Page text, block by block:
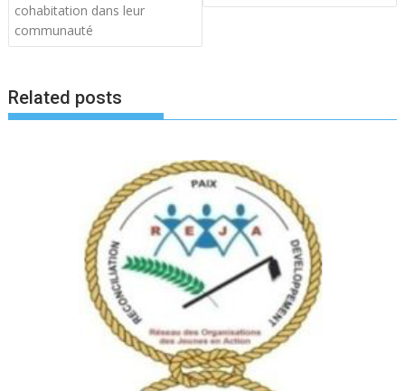
cohabitation dans leur
communauté
Related posts